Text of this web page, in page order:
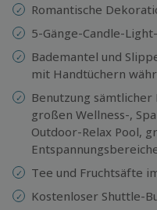
Romantische
5-Gänge-Candle-
Bademantel und
mit Handtüchern
Benutzung
großen Wellness-,
Outdoor-Relax Pool,
Tee und Fruchtsäfte
Kostenloser Shuttle-